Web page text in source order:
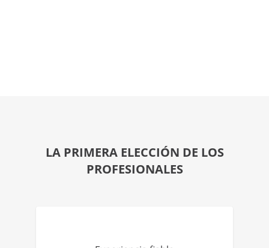
LA PRIMERA ELECCIÓN DE LOS
PROFESIONALES